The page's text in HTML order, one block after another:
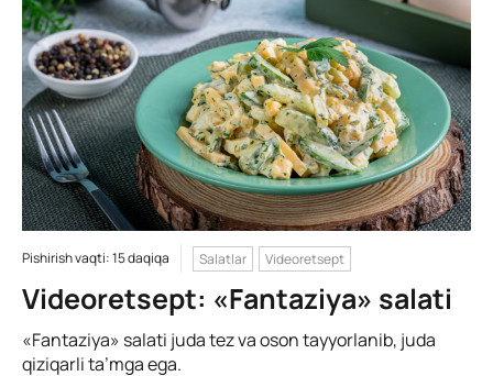
Pishirish vaqti: 15 daqiqa Salatlar Videoretsept
Videoretsept: «Fantaziya» salati
«Fantaziya» salati juda tez va oson tayyorlanib, juda
qiziqarli ta’mga ega.